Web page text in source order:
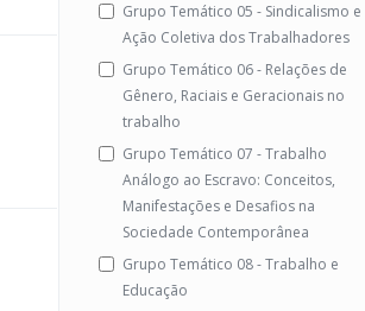
Grupo Temático 05 - Sindicalismo e
Ação Coletiva dos Trabalhadores
Grupo Temático 06 - Relações de
Gênero, Raciais e Geracionais no
trabalho
Grupo Temático 07 - Trabalho
Análogo ao Escravo: Conceitos,
Manifestações e Desafios na
Sociedade Contemporânea
Grupo Temático 08 - Trabalho e
Educação